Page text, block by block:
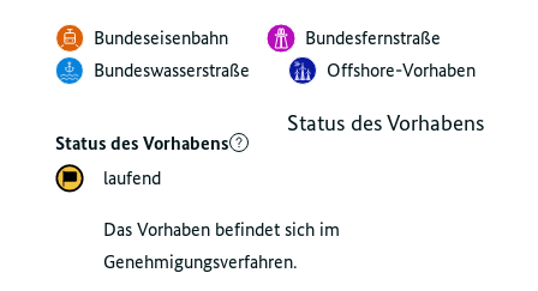
Bundeseisenbahn
Bundesfernstraße
Bundeswasserstraße
Offshore-Vorhaben
Status des Vorhabens
Status des Vorhabens
laufend
Das Vorhaben befindet sich im
Genehmigungsverfahren.